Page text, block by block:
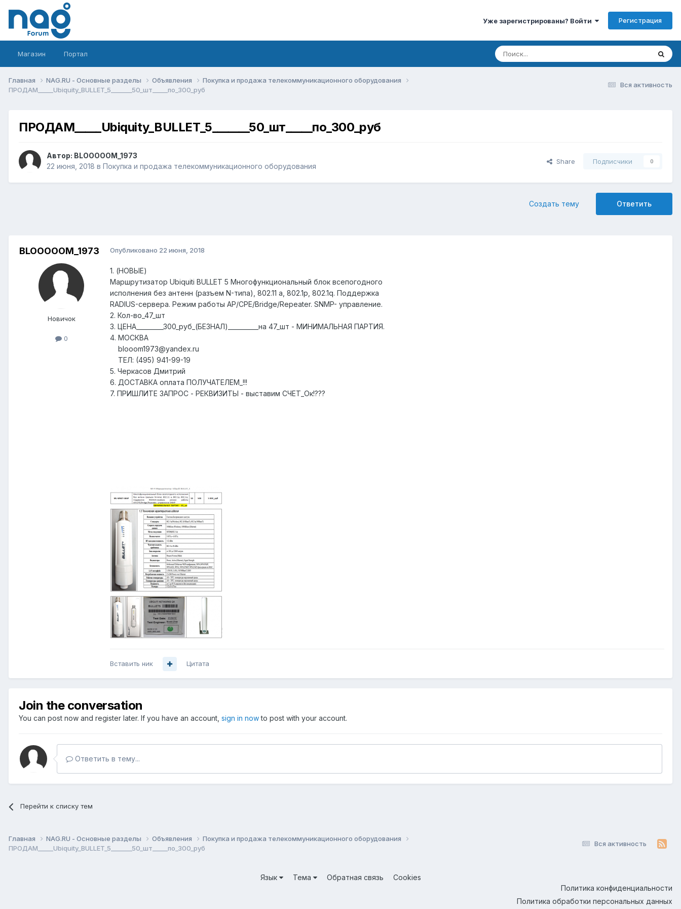
Уже зарегистрированы? Войти Регистрация
Магазин Портал
Вся активность
Главная NAG.RU - Основные разделы Объявления
Покупка и продажа телекоммуникационного оборудования
ПРОДАМ_____Ubiquity_BULLET_5_______50_шт_____по_300_руб
ПРОДАМ_____Ubiquity_BULLET_5_______50_шт_____по_300_руб
Автор: BLOOOOOM_1973
22 июня, 2018 в Покупка и продажа телекоммуникационного оборудования
Share Подписчики 0
Ответить
Создать тему
BLOOOOOM_1973
Новичок
0
Опубликовано 22 июня, 2018
1. (НОВЫЕ)
Маршрутизатор Ubiquiti BULLET 5 Многофункциональный блок всепогодного
исполнения без антенн (разъем N-типа), 802.11 a, 802.1p, 802.1q. Поддержка
RADIUS-сервера. Режим работы AP/CPE/Bridge/Repeater. SNMP- управление.
2. Кол-во_47_шт
3. ЦЕНА_________300_руб_(БЕЗНАЛ)__________на 47_шт - МИНИМАЛЬНАЯ ПАРТИЯ.
4. МОСКВА
blooom1973@yandex.ru
ТЕЛ: (495) 941-99-19
5. Черкасов Дмитрий
6. ДОСТАВКА оплата ПОЛУЧАТЕЛЕМ_!!!
7. ПРИШЛИТЕ ЗАПРОС - РЕКВИЗИТЫ - выставим СЧЕТ_Ок!???
Вставить ник Цитата
Join the conversation
You can post now and register later. If you have an account, sign in nowto post with your account.
Ответить в тему...
Перейти к списку тем
Вся активность
Главная NAG.RU - Основные разделы Объявления
Покупка и продажа телекоммуникационного оборудования
ПРОДАМ_____Ubiquity_BULLET_5_______50_шт_____по_300_руб
Язык Тема Обратная связь
Cookies
Политика конфиденциальности
Политика обработки персональных данных